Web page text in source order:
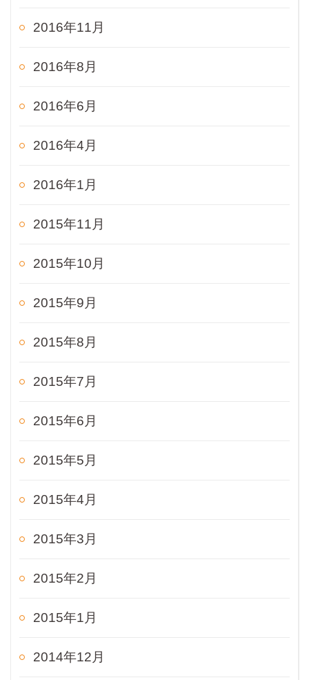
2016年11月
2016年8月
2016年6月
2016年4月
2016年1月
2015年11月
2015年10月
2015年9月
2015年8月
2015年7月
2015年6月
2015年5月
2015年4月
2015年3月
2015年2月
2015年1月
2014年12月